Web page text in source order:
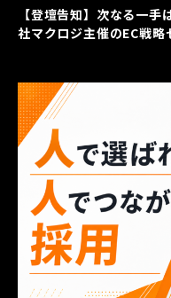
【登壇告知】次なる一
社マクロジ主催のEC戦